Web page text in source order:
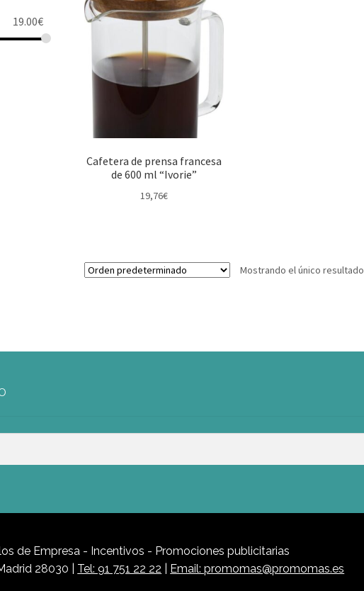
Cafetera de prensa francesa
de 600 ml “Ivorie”
19,76€
Mostrando el único resultado
19.00€
de Empresa - Incentivos - Promociones publicitarias
28030 | Tel: 91 751 22 22
Email: promomas@promomas.es